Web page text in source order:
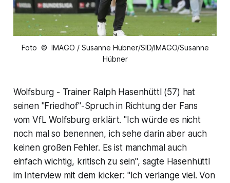
Foto © IMAGO / Susanne Hübner/SID/IMAGO/Susanne
Hübner
Wolfsburg - Trainer Ralph Hasenhüttl (57) hat
seinen "Friedhof"-Spruch in Richtung der Fans
vom VfL Wolfsburg erklärt. "Ich würde es nicht
noch mal so benennen, ich sehe darin aber auch
keinen großen Fehler. Es ist manchmal auch
einfach wichtig, kritisch zu sein", sagte Hasenhüttl
im Interview mit dem kicker: "Ich verlange viel. Von